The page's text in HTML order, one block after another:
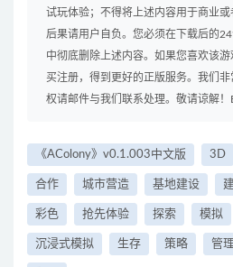
试玩体验；不得将上述内容用于商业
后果请用户自负。您必须在下载后的
中彻底删除上述内容。如果您喜欢该
买注册，得到更好的正版服务。我们
权请邮件与我们联系处理。敬请谅解
《AColony》v0.1.003中文版 3D
合作 城市营造 基地建设
彩色 抢先体验 探索 模拟
沉浸式模拟 生存 策略 管理